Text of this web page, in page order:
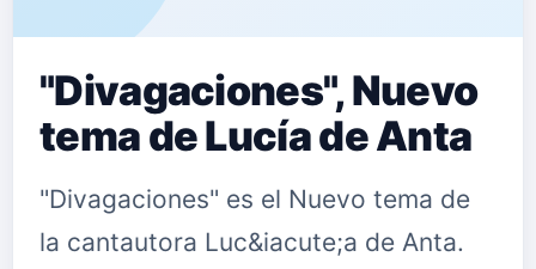
"Divagaciones", Nuevo
tema de Lucía de Anta
"Divagaciones" es el Nuevo tema de
la cantautora Luc&iacute;a de Anta.